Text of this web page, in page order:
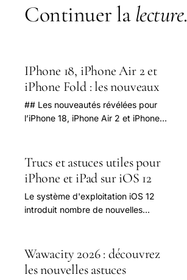
Continuer la lecture.
IPhone 18, iPhone Air 2 et
iPhone Fold : les nouveaux
## Les nouveautés révélées pour
l’iPhone 18, iPhone Air 2 et iPhone
passionnés.
Trucs et astuces utiles pour
iPhone et iPad sur iOS 12
Le système d'exploitation iOS 12
introduit nombre de nouvelles
productivité de votre.
Wawacity 2026 : découvrez
les nouvelles astuces